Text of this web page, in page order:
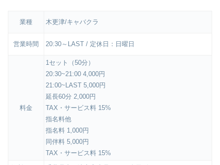
業種 木更津/キャバクラ
営業時間 20:30～LAST / 定休日：日曜日
料金
1セット（50分）
20:30~21:00 4,000円
21:00~LAST 5,000円
延長60分 2,000円
TAX・サービス料 15%
指名料他
指名料 1,000円
同伴料 5,000円
TAX・サービス料 15%